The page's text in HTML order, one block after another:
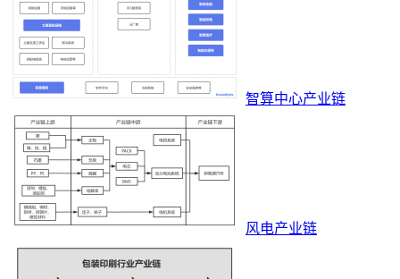
智算中心产业链
风电产业链